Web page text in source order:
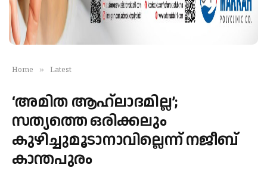
Home » Latest
‘അമിത ആഹ്ലാദമില്ല’;
സത്യത്തെ ഒരിക്കലും
കുഴിച്ചുമൂടാനാവില്ലെന്ന് നജീബ്
കാന്തപുരം